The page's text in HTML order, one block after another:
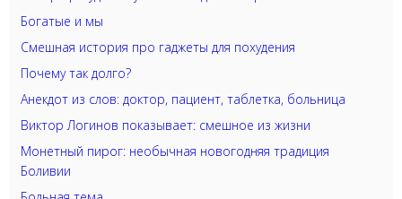
Богатые и мы
Смешная история про гаджеты для похудения
Почему так долго?
Анекдот из слов: доктор, пациент, таблетка, больница
Виктор Логинов показывает: смешное из жизни
Монетный пирог: необычная новогодняя традиция
Боливии